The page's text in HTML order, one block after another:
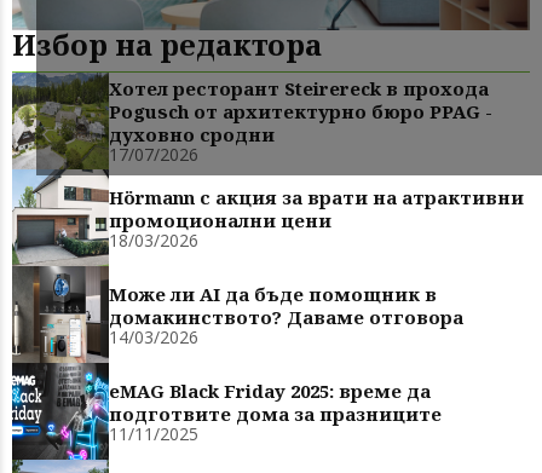
Избор на редактора
Хотел ресторант Steirereck в прохода
Pogusch от архитектурно бюро PPAG -
духовно сродни
17/07/2026
Hörmann с акция за врати на атрактивни
промоционални цени
18/03/2026
Може ли AI да бъде помощник в
домакинството? Даваме отговора
14/03/2026
eMAG Black Friday 2025: време да
подготвите дома за празниците
11/11/2025